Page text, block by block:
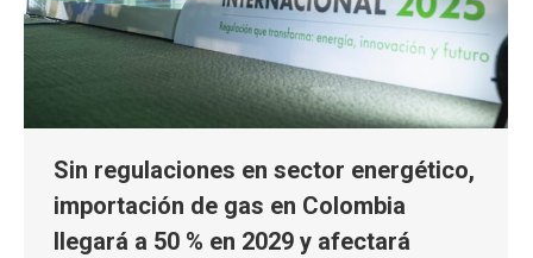
Sin regulaciones en sector energético,
importación de gas en Colombia
llegará a 50 % en 2029 y afectará